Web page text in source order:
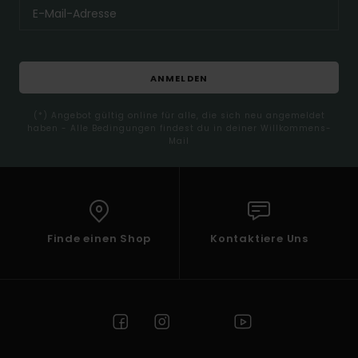
ANMELDEN
(*) Angebot gültig online für alle, die sich neu angemeldet
haben - Alle Bedingungen findest du in deiner Willkommens-
Mail
Finde einen Shop Kontaktiere Uns